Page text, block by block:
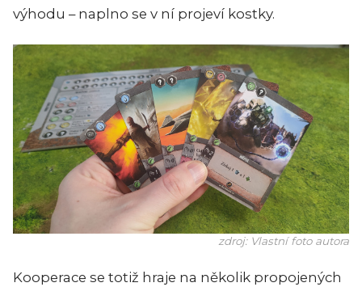
výhodu – naplno se v ní projeví kostky.
zdroj: Vlastní foto autora
Kooperace se totiž hraje na několik propojených